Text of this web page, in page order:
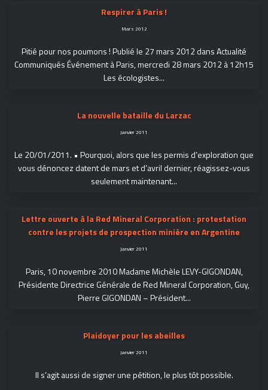
Respirer à Paris !
Mars 2012
Pitié pour nos poumons ! Publié le 27 mars 2012 dans Actualité
Communiqués Événement à Paris, mercredi 28 mars 2012 à 12h15
Les écologistes...
La nouvelle bataille du Larzac
Janvier 2011
Le 20/01/2011. • Pourquoi, alors que les permis d’exploration que
vous dénoncez datent de mars et d’avril dernier, réagissez-vous
seulement maintenant...
Lettre ouverte à la Red Mineral Corporation : protestation
contre les projets de prospection minière en Argentine
Janvier 2011
Paris, 10 novembre 2010 Madame Michèle LEVY-GIGONDAN,
Présidente Directrice Générale de Red Mineral Corporation, Guy,
Pierre GIGONDAN – Président...
Plaidoyer pour les abeilles
Janvier 2011
Il s’agit aussi de signer une pétition, le plus tôt possible.